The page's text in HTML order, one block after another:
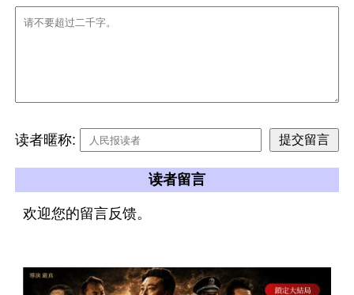
读者暱称:
读者留言
欢迎您的留言反馈。